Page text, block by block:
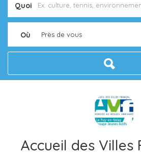
Quoi
Où Près de vous
Accueil des Villes